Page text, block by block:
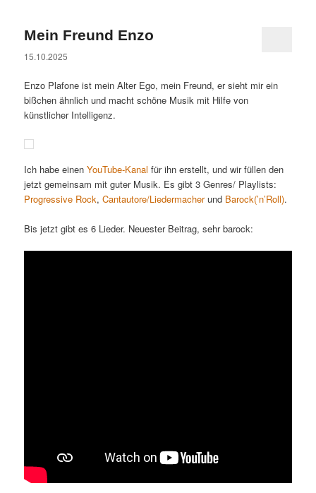
Mein Freund Enzo
15.10.2025
Enzo Plafone ist mein Alter Ego, mein Freund, er sieht mir ein
bißchen ähnlich und macht schöne Musik mit Hilfe von
künstlicher Intelligenz.
Ich habe einenYouTube-Kanal für ihn erstellt, und wir füllen den
jetzt gemeinsam mit guter Musik. Es gibt 3 Genres/ Playlists:
Progressive Rock,Cantautore/Liedermacherund Barock(’n’Roll).
Bis jetzt gibt es 6 Lieder. Neuester Beitrag, sehr barock: